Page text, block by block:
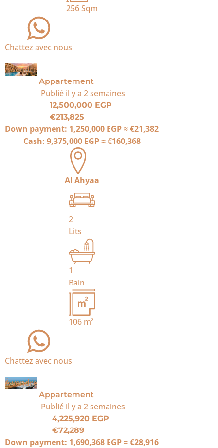
256Sqm
Chattez avec nous
À vendre
Appartement
Publié il y a 2 semaines
12,500,000 EGP
€213,825
Down payment: 1,250,000 EGP≈€21,382
Cash: 9,375,000 EGP≈€160,368
Al Ahyaa
2
Lits
1
Bain
106m²
Chattez avec nous
À vendre
Appartement
Publié il y a 2 semaines
4,225,920 EGP
€72,289
Down payment: 1,690,368 EGP≈€28,916